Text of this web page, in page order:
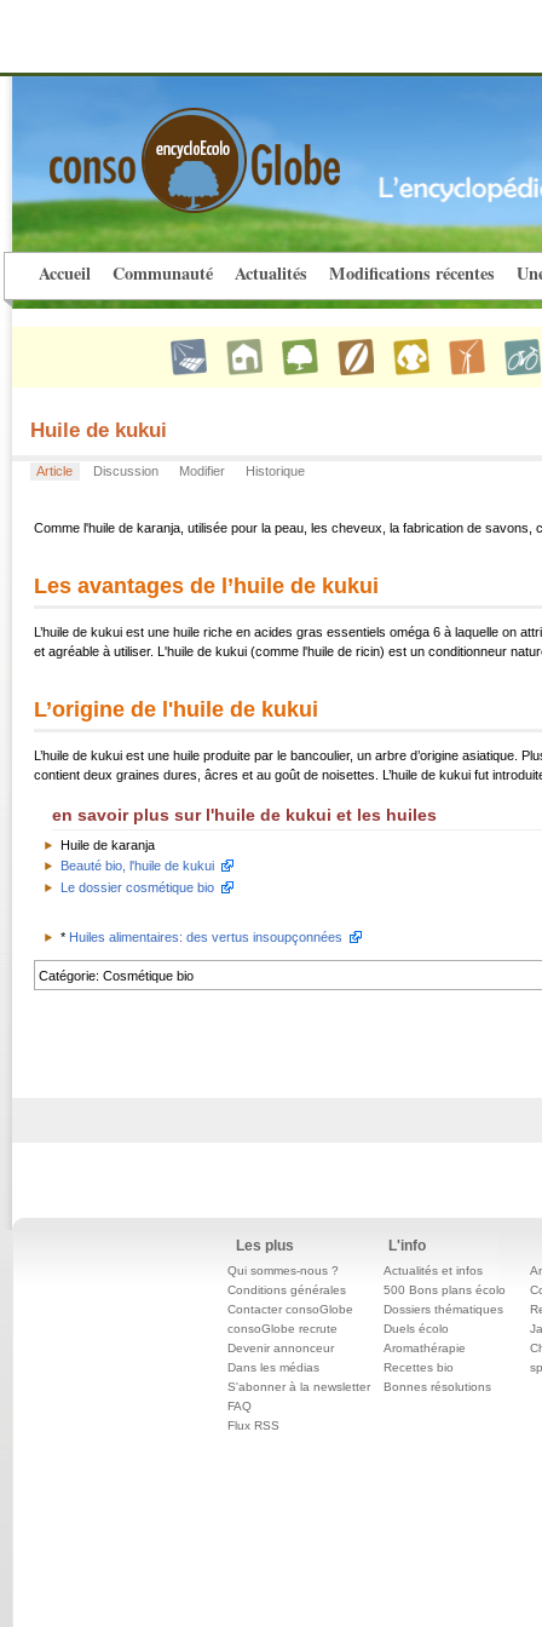
Accueil Communauté Actualités Modifications récentes
Huile de kukui
Article Discussion Modifier Historique
Comme l'huile de karanja, utilisée pour la peau, les cheveux, la fabrication de
Les avantages de l’huile de kukui
L’huile de kukui est une huile riche en acides gras essentiels oméga 6 à laquelle on
et agréable à utiliser. L'huile de kukui (comme l'huile de ricin) est un conditionneur
L’origine de l'huile de kukui
L’huile de kukui est une huile produite par le bancoulier, un arbre d’origine asiatique.
contient deux graines dures, âcres et au goût de noisettes. L’huile de kukui fut
en savoir plus sur l'huile de kukui et les huiles
Huile de karanja
Beauté bio, l'huile de kukui
Le dossier cosmétique bio
* Huiles alimentaires: des vertus insoupçonnées
Catégorie:Cosmétique bio
Les plus
Qui sommes-nous ?
Conditions générales
Contacter consoGlobe
consoGlobe recrute
Devenir annonceur
Dans les médias
S'abonner à la newsletter
FAQ
Flux RSS
L'info
Actualités et infos
500 Bons plans écolo
Dossiers thématiques
Duels écolo
Aromathérapie
Recettes bio
Bonnes résolutions